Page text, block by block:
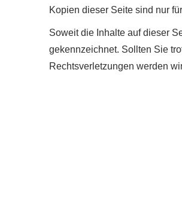
Kopien dieser Seite sind nur
Soweit die Inhalte auf dieser
gekennzeichnet. Sollten Sie
Rechtsverletzungen werden